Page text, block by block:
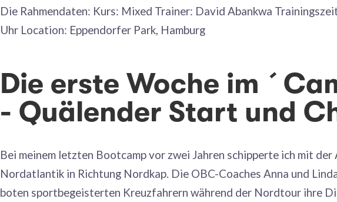
Die Rahmendaten: Kurs: Mixed Trainer: David Abankwa
Uhr Location: Eppendorfer Park, Hamburg
Die erste Woche im
- Quälender Start und
Bei meinem letzten Bootcamp vor zwei Jahren schipperte ich mit der
Nordatlantik in Richtung Nordkap. Die OBC-Coaches Anna und
boten sportbegeisterten Kreuzfahrern während der Nordtour ihre